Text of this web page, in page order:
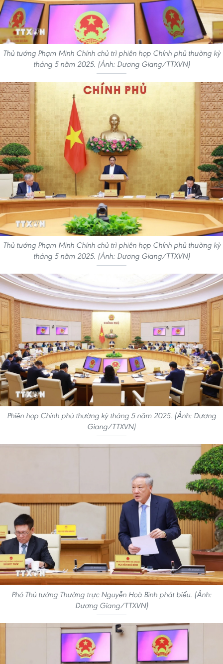
Thủ tướng Phạm Minh Chính chủ trì phiên họp Chính phủ thường kỳ
tháng 5 năm 2025. (Ảnh: Dương Giang/TTXVN)
Thủ tướng Phạm Minh Chính chủ trì phiên họp Chính phủ thường kỳ
tháng 5 năm 2025. (Ảnh: Dương Giang/TTXVN)
Phiên họp Chính phủ thường kỳ tháng 5 năm 2025. (Ảnh: Dương
Giang/TTXVN)
Phó Thủ tướng Thường trực Nguyễn Hoà Bình phát biểu. (Ảnh:
Dương Giang/TTXVN)